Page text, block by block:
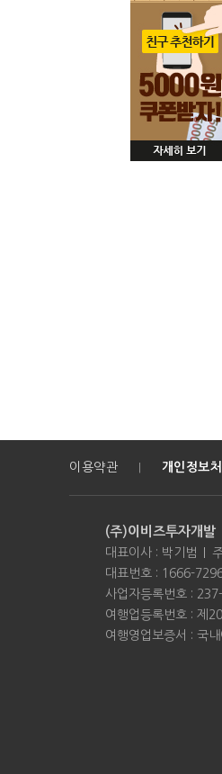
이용약관 개인정보
(주)이비즈투자개발
대표이사 : 박기범
대표번호 : 1666-
사업자등록번호 :
여행업등록번호 : 제
여행영업보증서 : 국